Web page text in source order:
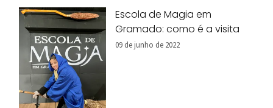
Escola de Magia em
Gramado: como é a visita
09 de junho de 2022